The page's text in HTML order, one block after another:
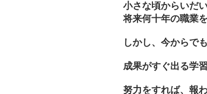
小さな頃からいだ
将来何十年の職業
しかし、今からで
成果がすぐ出る学
努力をすれば、報わ